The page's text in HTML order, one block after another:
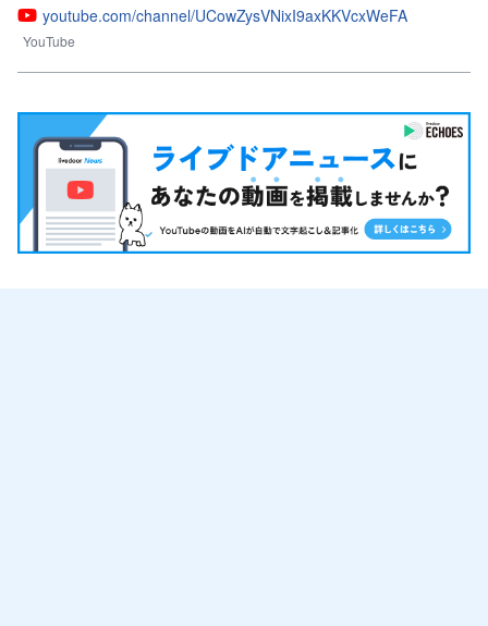
youtube.com/channel/UCowZysVNixI9axKKVcxWeFA
YouTube